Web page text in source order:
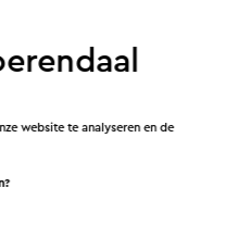
website te analyseren en de